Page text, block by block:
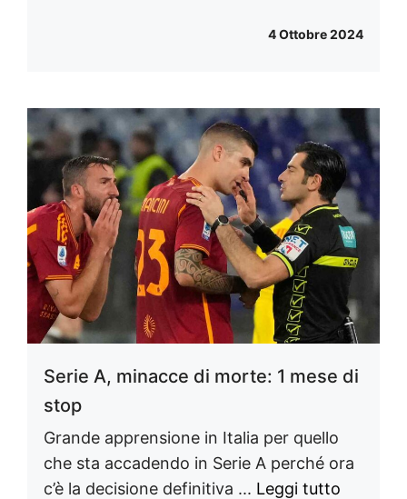
4 Ottobre 2024
Serie A, minacce di morte: 1 mese di
stop
Grande apprensione in Italia per quello
che sta accadendo in Serie A perché ora
c’è la decisione definitiva ... Leggi tutto